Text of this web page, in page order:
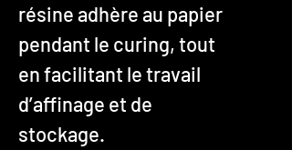
résine adhère au papier
pendant le curing, tout
en facilitant le travail
d’affinage et de
stockage.